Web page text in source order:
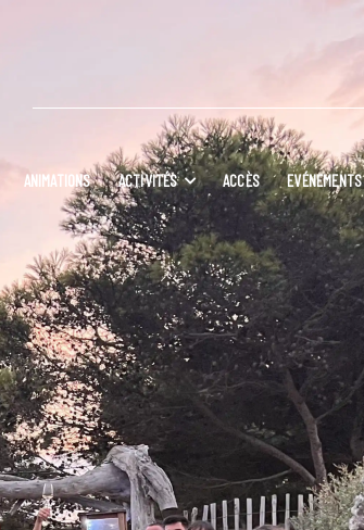
ANIMATIONS ACTIVITÉS ACCÈS EVÉNEMENTS